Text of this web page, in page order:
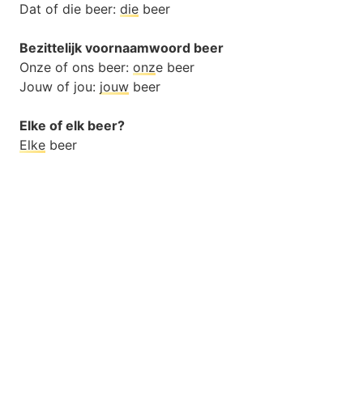
Dat of die beer: die beer
Bezittelijk voornaamwoord beer
Onze of ons beer: onze beer
Jouw of jou: jouw beer
Elke of elk beer?
Elke beer